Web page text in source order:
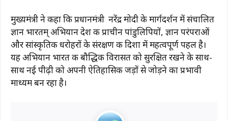
मुख्यमंत्री ने कहा कि प्रधानमंत्री नरेंद्र मोदी के मार्गदर्शन में संचालित
ज्ञान भारतम् अभियान देश की प्राचीन पांडुलिपियों, ज्ञान परंपराओं
और सांस्कृतिक धरोहरों के संरक्षण की दिशा में महत्वपूर्ण पहल है।
यह अभियान भारत की बौद्धिक विरासत को सुरक्षित रखने के साथ-
साथ नई पीढ़ी को अपनी ऐतिहासिक जड़ों से जोड़ने का प्रभावी
माध्यम बन रहा है।